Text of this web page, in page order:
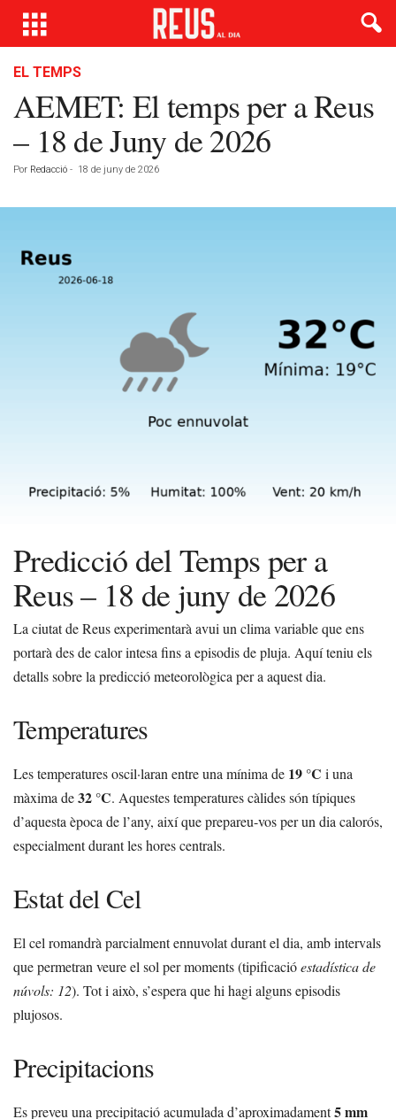
EL TEMPS
AEMET: El temps per a Reus
– 18 de Juny de 2026
Por Redacció - 18 de juny de 2026
Predicció del Temps per a
Reus – 18 de juny de 2026
La ciutat de Reus experimentarà avui un clima variable que ens
portarà des de calor intesa fins a episodis de pluja. Aquí teniu els
detalls sobre la predicció meteorològica per a aquest dia.
Temperatures
Les temperatures oscil·laran entre una mínima de 19 °C i una
màxima de32 °C. Aquestes temperatures càlides són típiques
d’aquesta època de l’any, així que prepareu-vos per un dia calorós,
especialment durant les hores centrals.
Estat del Cel
El cel romandrà parcialment ennuvolat durant el dia, amb intervals
que permetran veure el sol per moments (tipificacióestadística de
núvols: 12). Tot i això, s’espera que hi hagi alguns episodis
plujosos.
Precipitacions
Es preveu una precipitació acumulada d’aproximadament5 mm